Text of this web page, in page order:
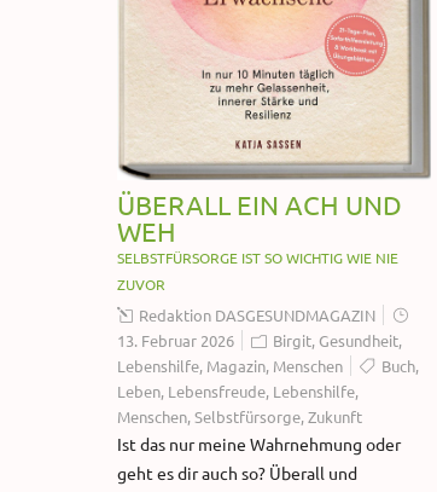
ÜBERALL EIN ACH UND
WEH
SELBSTFÜRSORGE IST SO WICHTIG WIE NIE
ZUVOR
Redaktion DASGESUNDMAGAZIN
13. Februar 2026
Birgit,Gesundheit,
Lebenshilfe, Magazin, Menschen Buch,
Leben, Lebensfreude, Lebenshilfe,
Menschen,Selbstfürsorge,Zukunft
Ist das nur meine Wahrnehmung oder
geht es dir auch so? Überall und